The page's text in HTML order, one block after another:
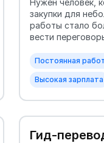
закупки для
работы стало
вести
Постоянная
Высокая зарплата
Гид-